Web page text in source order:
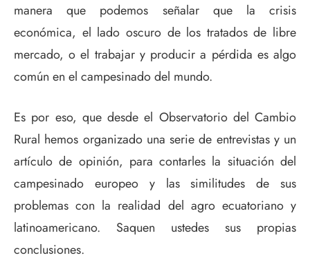
manera que podemos señalar que la crisis
económica, el lado oscuro de los tratados de libre
mercado, o el trabajar y producir a pérdida es algo
común en el campesinado del mundo.
Es por eso, que desde el Observatorio del Cambio
Rural hemos organizado una serie de entrevistas y un
artículo de opinión, para contarles la situación del
campesinado europeo y las similitudes de sus
problemas con la realidad del agro ecuatoriano y
latinoamericano. Saquen ustedes sus propias
conclusiones.